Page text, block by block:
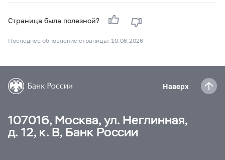
Страница была полезной?
Последнее обновление страницы: 10.06.2026
Наверх
107016, Москва, ул. Неглинная,
д. 12, к. В, Банк России